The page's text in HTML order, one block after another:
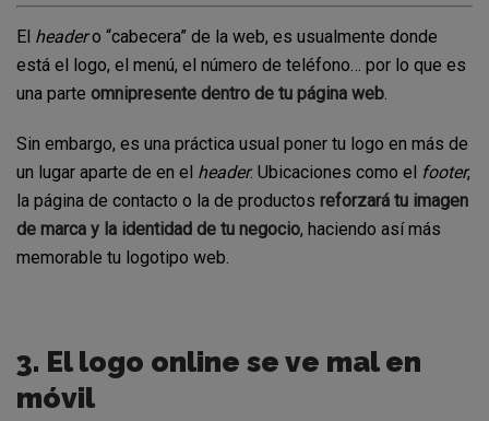
El headero “cabecera” de la web, es usualmente donde
está el logo, el menú, el número de teléfono… por lo que es
una parte omnipresente dentro de tu página web.
Sin embargo, es una práctica usual poner tu logo en más de
un lugar aparte de en el header. Ubicaciones como el footer,
la página de contacto o la de productos reforzará tu imagen
de marca y la identidad de tu negocio, haciendo así más
memorable tu logotipo web.
3. El logo online se ve mal en
móvil